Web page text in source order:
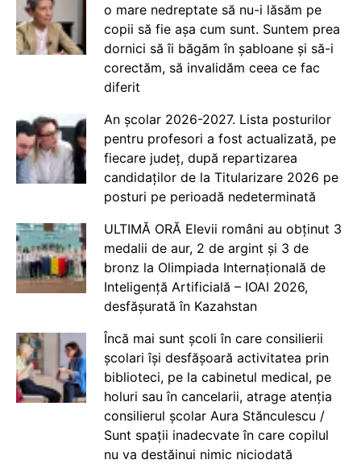
o mare nedreptate să nu-i lăsăm pe
copii să fie așa cum sunt. Suntem prea
dornici să îi băgăm în șabloane și să-i
corectăm, să invalidăm ceea ce fac
diferit
An școlar 2026-2027. Lista posturilor
pentru profesori a fost actualizată, pe
fiecare județ, după repartizarea
candidaților de la Titularizare 2026 pe
posturi pe perioadă nedeterminată
ULTIMĂ ORĂ Elevii români au obținut 3
medalii de aur, 2 de argint și 3 de
bronz la Olimpiada Internațională de
Inteligență Artificială – IOAI 2026,
desfășurată în Kazahstan
Încă mai sunt școli în care consilierii
școlari își desfășoară activitatea prin
biblioteci, pe la cabinetul medical, pe
holuri sau în cancelarii, atrage atenția
consilierul școlar Aura Stănculescu /
Sunt spații inadecvate în care copilul
nu va destăinui nimic niciodată